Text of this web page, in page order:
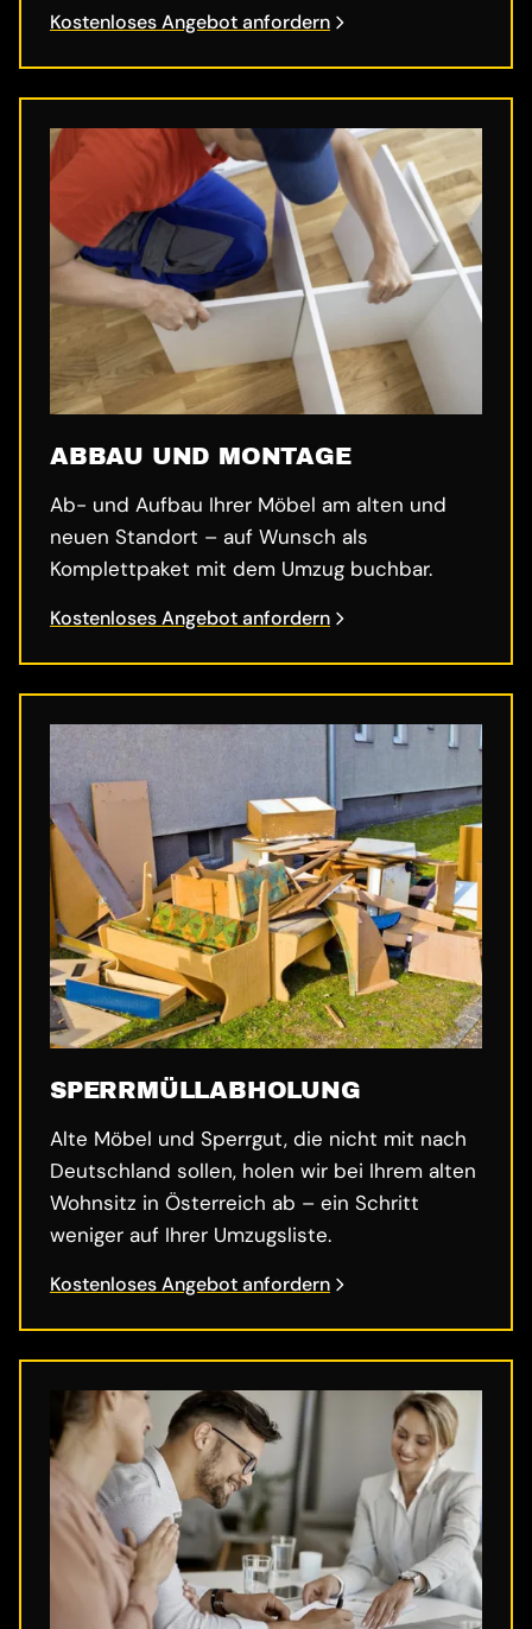
Kostenloses Angebot anfordern
ABBAU UND MONTAGE
Ab- und Aufbau Ihrer Möbel am alten und
neuen Standort – auf Wunsch als
Komplettpaket mit dem Umzug buchbar.
Kostenloses Angebot anfordern
SPERRMÜLL­ABHOLUNG
Alte Möbel und Sperrgut, die nicht mit nach
Deutschland sollen, holen wir bei Ihrem alten
Wohnsitz in Österreich ab – ein Schritt
weniger auf Ihrer Umzugsliste.
Kostenloses Angebot anfordern